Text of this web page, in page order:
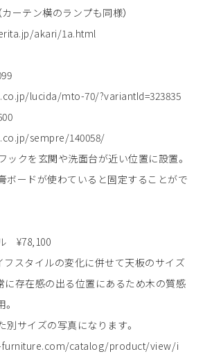
ーテン横のランプも同様）
akari/1a.html
lucida/mto-70/?variantId=323835
sempre/140058/
ックを玄関や洗面台が近い位置に設置。
ボードが使わていると固定することがで
¥78,100
フスタイルの変化に併せて天板のサイズ
に存在感の出る位置にあるため木の質感
サイズの写真になります。
catalog/product/view/i